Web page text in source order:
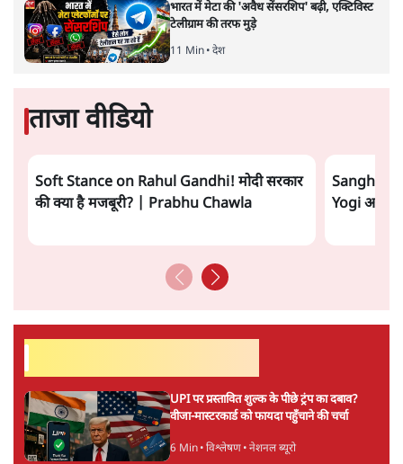
भारत में मेटा की 'अवैध सेंसरशिप' बढ़ी, एक्टिविस्ट
टेलीग्राम की तरफ मुड़े
11 Min• देश
ताजा वीडियो
Soft Stance on Rahul Gandhi! मोदी सरकार
की क्या है मजबूरी? | Prabhu Chawla
Sangh
Yogi आपस
UPI पर प्रस्तावित शुल्क के पीछे ट्रंप का दबाव?
वीजा-मास्टरकार्ड को फायदा पहुँचाने की चर्चा
6 Min• विश्लेषण• नेशनल ब्यूरो